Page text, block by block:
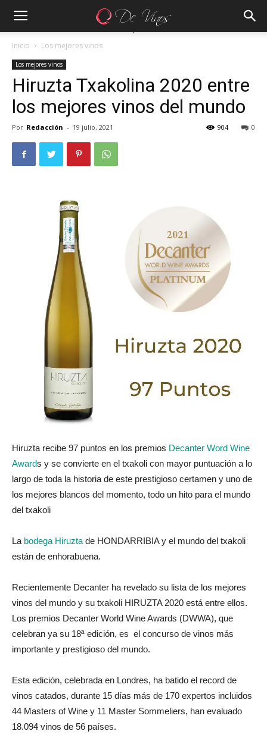
Inicio Los mejores vinos
Los mejores vinos
Hiruzta Txakolina 2020 entre
los mejores vinos del mundo
Por Redacción - 19 julio, 2021 0
904
Hiruzta recibe 97 puntos en los premios Decanter Word Wine
Awards y se convierte en el txakoli con mayor puntuación a lo
largo de toda la historia de este prestigioso certamen y uno de
los mejores blancos del momento, todo un hito para el mundo
del txakoli
La bodega Hiruzta de HONDARRIBIA y el mundo del txakoli
están de enhorabuena.
Recientemente Decanter ha revelado su lista de los mejores
vinos del mundo y su txakoli HIRUZTA 2020 está entre ellos.
Los premios Decanter World Wine Awards (DWWA), que
celebran ya su 18ª edición, es el concurso de vinos más
importante y prestigioso del mundo.
Esta edición, celebrada en Londres, ha batido el record de
vinos catados, durante 15 días más de 170 expertos incluidos
44 Masters of Wine y 11 Master Sommeliers, han evaluado
18.094 vinos de 56 países.